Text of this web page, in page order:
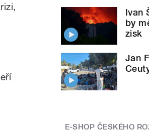
Ivan
by
zisk
Jan
E-SHOP ČESKÉHO